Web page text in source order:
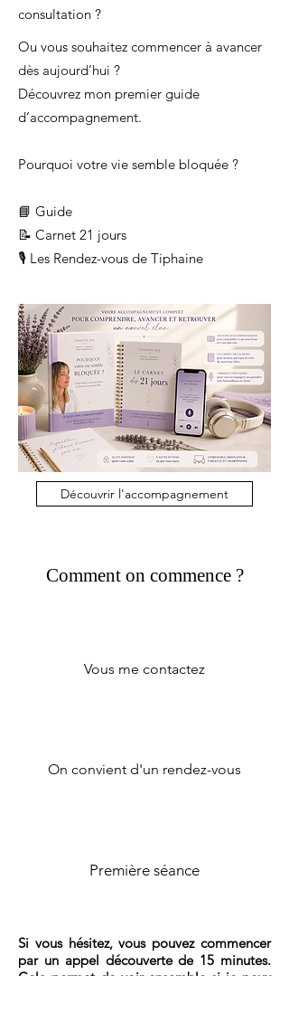
consultation ?
Ou vous souhaitez commencer à avancer
dès aujourd’hui ?
Découvrez mon premier guide
d’accompagnement.
Pourquoi votre vie semble bloquée ?
📘 Guide
📝 Carnet 21 jours
🎙️ Les Rendez-vous de Tiphaine
Découvrir l'accompagnement
Comment on commence ?
Vous me contactez
On convient d'un rendez-vous
Première séance
Si vous hésitez, vous pouvez commencer
par un appel découverte de 15 minutes.
Cela permet de voir ensemble si je peux